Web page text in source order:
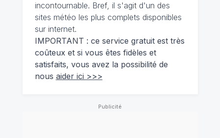
incontournable. Bref, il s'agit d'un des
sites météo les plus complets disponibles
sur internet.
IMPORTANT : ce service gratuit est très
coûteux et si vous êtes fidèles et
satisfaits, vous avez la possibilité de
nous aider ici >>>